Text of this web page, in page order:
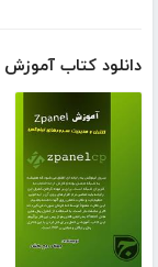
دانلود کتاب آموزش ZPanel؛ کنترل پنل سرورهای لینوکس